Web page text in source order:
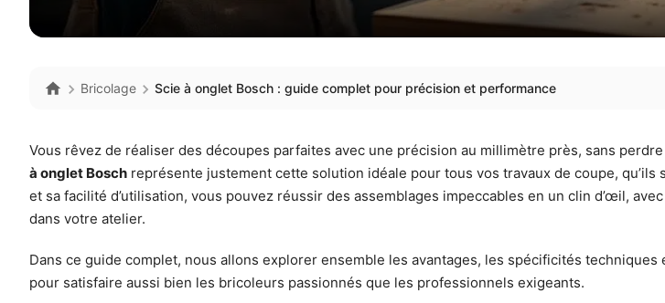
Bricolage Scie à onglet Bosch : guide complet pour précision et performance
Vous rêvez de réaliser des découpes parfaites avec une précision au millimètre près, sans
à onglet Bosch représente justement cette solution idéale pour tous vos travaux de coupe,
et sa facilité d’utilisation, vous pouvez réussir des assemblages impeccables en un clin d’œil,
dans votre atelier.
Dans ce guide complet, nous allons explorer ensemble les avantages, les spécificités
pour satisfaire aussi bien les bricoleurs passionnés que les professionnels exigeants.